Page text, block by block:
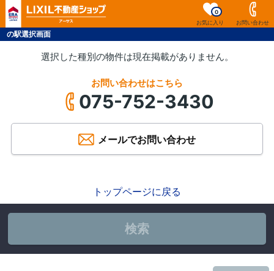
お気に入り
0
お問い合わせ
の駅選択画面
選択した種別の物件は現在掲載がありません。
お問い合わせはこちら
075-752-3430
メールでお問い合わせ
トップページに戻る
検索